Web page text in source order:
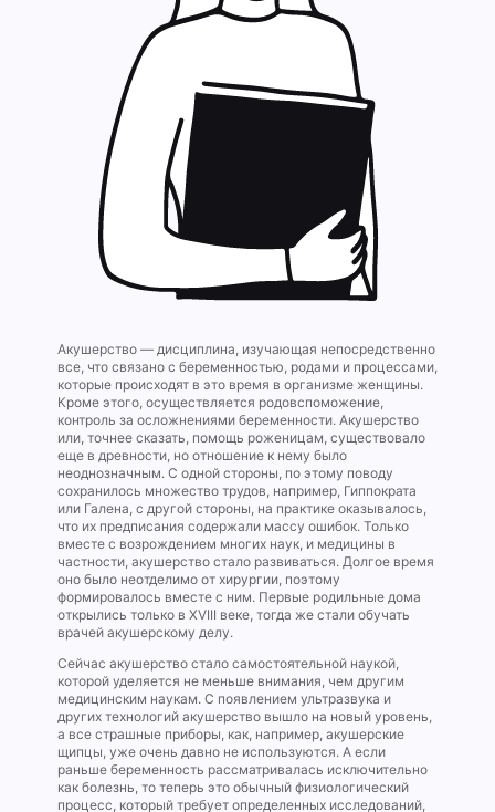
Акушерство — дисциплина, изучающая непосредственно
все, что связано с беременностью, родами и процессами,
которые происходят в это время в организме женщины.
Кроме этого, осуществляется родовспоможение,
контроль за осложнениями беременности. Акушерство
или, точнее сказать, помощь роженицам, существовало
еще в древности, но отношение к нему было
неоднозначным. С одной стороны, по этому поводу
сохранилось множество трудов, например, Гиппократа
или Галена, с другой стороны, на практике оказывалось,
что их предписания содержали массу ошибок. Только
вместе с возрождением многих наук, и медицины в
частности, акушерство стало развиваться. Долгое время
оно было неотделимо от хирургии, поэтому
формировалось вместе с ним. Первые родильные дома
открылись только в XVIII веке, тогда же стали обучать
врачей акушерскому делу.
Сейчас акушерство стало самостоятельной наукой,
которой уделяется не меньше внимания, чем другим
медицинским наукам. С появлением ультразвука и
других технологий акушерство вышло на новый уровень,
а все страшные приборы, как, например, акушерские
щипцы, уже очень давно не используются. А если
раньше беременность рассматривалась исключительно
как болезнь, то теперь это обычный физиологический
процесс, который требует определенных исследований,